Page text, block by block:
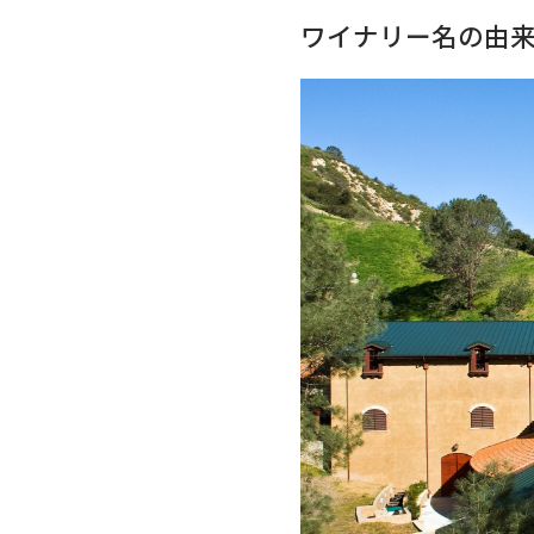
ワイナリー名の由